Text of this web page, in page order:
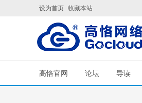
设为首页 收藏本站
高恪官网 论坛 导读